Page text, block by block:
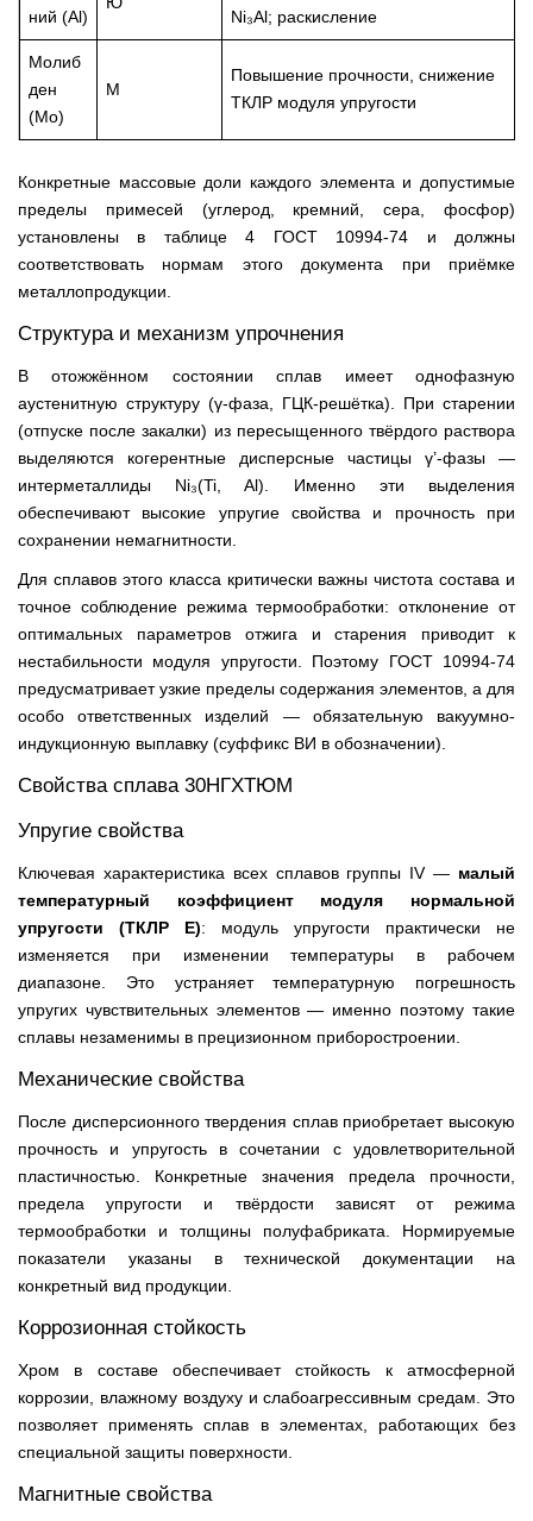
ний (Al)
Ni₃Al; раскисление
Молиб
ден
(Mo)
М
Повышение прочности, снижение
ТКЛР модуля упругости
Конкретные массовые доли каждого элемента и допустимые
пределы примесей (углерод, кремний, сера, фосфор)
установлены в таблице 4 ГОСТ 10994-74 и должны
соответствовать нормам этого документа при приёмке
металлопродукции.
Структура и механизм упрочнения
В отожжённом состоянии сплав имеет однофазную
аустенитную структуру (γ-фаза, ГЦК-решётка). При старении
(отпуске после закалки) из пересыщенного твёрдого раствора
выделяются когерентные дисперсные частицы γ’-фазы —
интерметаллиды Ni₃(Ti, Al). Именно эти выделения
обеспечивают высокие упругие свойства и прочность при
сохранении немагнитности.
Для сплавов этого класса критически важны чистота состава и
точное соблюдение режима термообработки: отклонение от
оптимальных параметров отжига и старения приводит к
нестабильности модуля упругости. Поэтому ГОСТ 10994-74
предусматривает узкие пределы содержания элементов, а для
особо ответственных изделий — обязательную вакуумно-
индукционную выплавку (суффикс ВИ в обозначении).
Свойства сплава 30НГХТЮМ
Упругие свойства
Ключевая характеристика всех сплавов группы IV — малый
температурный коэффициент модуля нормальной
упругости (ТКЛР Е): модуль упругости практически не
изменяется при изменении температуры в рабочем
диапазоне. Это устраняет температурную погрешность
упругих чувствительных элементов — именно поэтому такие
сплавы незаменимы в прецизионном приборостроении.
Механические свойства
После дисперсионного твердения сплав приобретает высокую
прочность и упругость в сочетании с удовлетворительной
пластичностью. Конкретные значения предела прочности,
предела упругости и твёрдости зависят от режима
термообработки и толщины полуфабриката. Нормируемые
показатели указаны в технической документации на
конкретный вид продукции.
Коррозионная стойкость
Хром в составе обеспечивает стойкость к атмосферной
коррозии, влажному воздуху и слабоагрессивным средам. Это
позволяет применять сплав в элементах, работающих без
специальной защиты поверхности.
Магнитные свойства